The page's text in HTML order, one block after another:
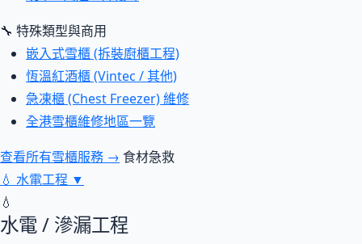
🔧 特殊類型與商用
嵌入式雪櫃 (拆裝廚櫃工程)
恆溫紅酒櫃 (Vintec / 其他)
急凍櫃 (Chest Freezer) 維修
全港雪櫃維修地區一覽
查看所有雪櫃服務 → 食材急救
💧 水電工程 ▼
💧
水電 / 滲漏工程